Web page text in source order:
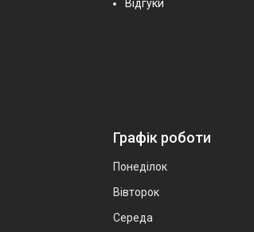
Відгуки
Графік роботи
Понеділок
Вівторок
Середа